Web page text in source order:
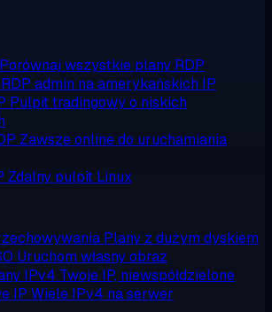
Porównaj wszystkie plany RDP
RDP admin na amerykańskich IP
Pulpit tradingowy o niskich
Zawsze online do uruchamiania
Zdalny pulpit Linux
Plany z dużym dyskiem
Uruchom własny obraz
IPv4 Twoje IP, niewspółdzielone
IP Wiele IPv4 na serwer